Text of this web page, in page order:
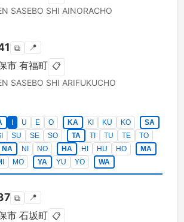
SASEBO SHI AINORACHO
⧉ 📍
市 有福町 📋
SASEBO SHI ARIFUKUCHO
U E O KA KI KU KO
SA
SU SE SO TA TI TU TE
TO
NA
NI NO HA HI HU HO
MA
MO YA YU YO WA
⧉ 📍
市 石坂町 📋